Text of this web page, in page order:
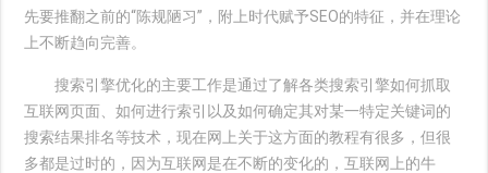
先要推翻之前的“陈规陋习”，附上时代赋予SEO的特征，并在理论
上不断趋向完善。
搜索引擎优化的主要工作是通过了解各类搜索引擎如何抓取
互联网页面、如何进行索引以及如何确定其对某一特定关键词的
搜索结果排名等技术，现在网上关于这方面的教程有很多，但很
多都是过时的，因为互联网是在不断的变化的，互联网上的牛